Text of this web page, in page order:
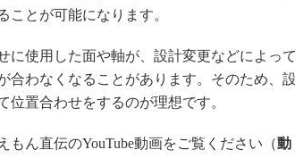
とが可能になります。
使用した面や軸が、設計変更などによって
合わなくなることがあります。そのため、設
置合わせをするのが理想です。
ん直伝のYouTube動画をご覧ください（動